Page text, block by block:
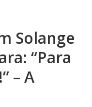
Solange
“Para
– A